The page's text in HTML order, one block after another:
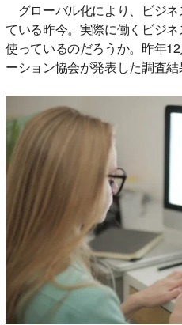
グローバル化により、ビジ
ている昨今。実際に働くビジ
使っているのだろうか。昨年
ーション協会が発表した調査結